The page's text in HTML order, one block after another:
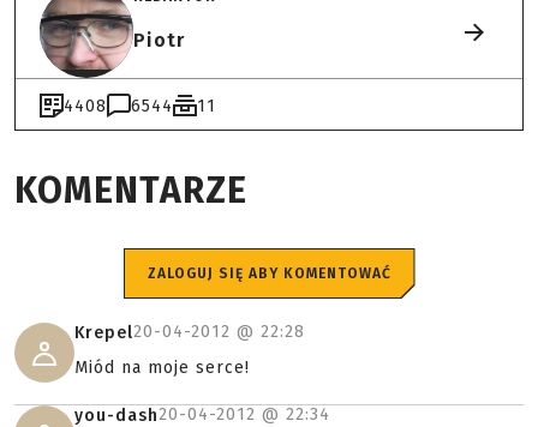
Piotr
4408 6544 11
KOMENTARZE
ZALOGUJ SIĘ ABY KOMENTOWAĆ
Krepel20-04-2012 @ 22:28
Miód na moje serce!
you-dash20-04-2012 @ 22:34